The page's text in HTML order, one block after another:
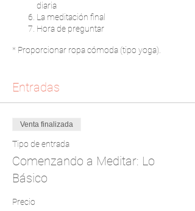
diaria
La meditación final
Hora de preguntar
* Proporcionar ropa cómoda (tipo yoga).
Entradas
Venta finalizada
Tipo de entrada
Comenzando a Meditar: Lo
Básico
Precio